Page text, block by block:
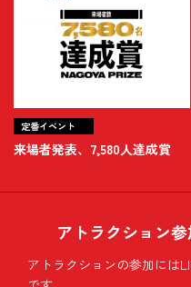
定番イベント
来場者発表、7,580人達成賞
アトラクション
アトラクションの参加には